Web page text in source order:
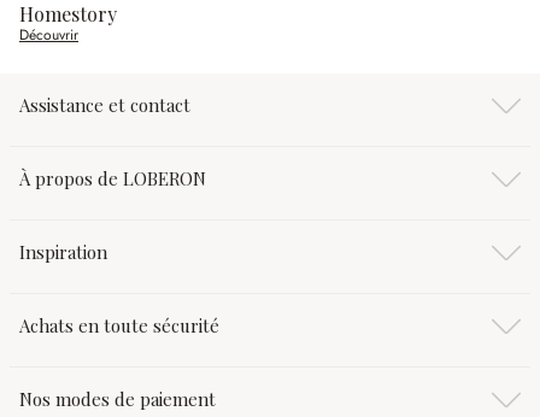
Homestory
Découvrir
Assistance et contact
À propos de LOBERON
Inspiration
Achats en toute sécurité
Nos modes de paiement